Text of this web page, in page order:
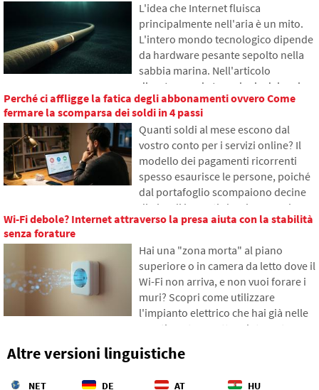
Nell'articolo esploreremo come
funziona l'eredità digitale, perché i
sopravvissuti possono avere
problemi con i dati e come mettere
ordine nelle tracce online già oggi.
L'idea che Internet fluisca
principalmente nell'aria è un mito.
L'intero mondo tecnologico dipende
da hardware pesante sepolto nella
sabbia marina. Nell'articolo
discuteremo la tecnologia dei cavi
sottomarini. Scoprirai come
funzionano le fibre ottiche, cosa
comporta la loro posa dalle navi e
come gli abissi degli oceani sono
diventati un campo di battaglia
geopolitico.
Perché ci affligge la fatica degli abbonamenti ovvero Come
fermare la scomparsa dei soldi in 4 passi
Quanti soldi al mese escono dal
vostro conto per i servizi online? Il
modello dei pagamenti ricorrenti
spesso esaurisce le persone, poiché
dal portafoglio scompaiono decine
di piccoli importi che si accumulano
gradualmente in somme
basiamo su dati freschi del 2026,
mostreremo il divario abissale tra le
nostre stime e la realtà, e offriremo
quattro passi concreti per tenere
meglio sotto controllo le proprie
Wi-Fi debole? Internet attraverso la presa aiuta con la stabilità
senza forature
Hai una "zona morta" al piano
superiore o in camera da letto dove il
Wi-Fi non arriva, e non vuoi forare i
muri? Scopri come utilizzare
l'impianto elettrico che hai già nelle
pareti per trasmettere internet
attraverso la rete elettrica.
Nell'articolo ti mostreremo come
Altre versioni linguistiche
NET DE AT HU